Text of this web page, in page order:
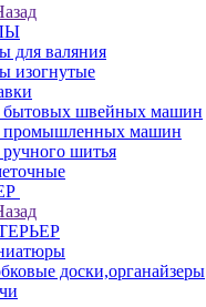
для валяния
изогнутые
бытовых швейных машин
промышленных машин
шитья
доски,органайзеры